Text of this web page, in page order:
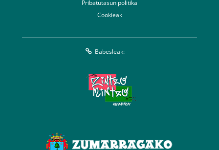
Pribatutasun politika
Cookieak
Babesleak: